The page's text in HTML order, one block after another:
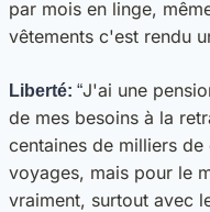
par mois en linge,
vêtements c'est rendu
Liberté: “J'ai une
de mes besoins à la
centaines de milliers
voyages, mais pour le
vraiment, surtout avec